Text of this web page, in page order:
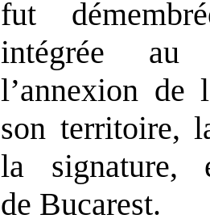
fut
intégrée
l’annexion de
son territoire,
la signature,
de Bucarest.